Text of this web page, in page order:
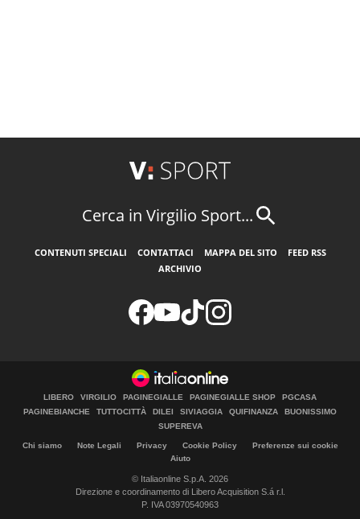
Cerca in Virgilio Sport...
CONTENUTI SPECIALI CONTATTACI MAPPA DEL SITO
FEED RSS
ARCHIVIO
LIBERO VIRGILIO PAGINEGIALLE PAGINEGIALLE SHOP
PGCASA
PAGINEBIANCHE
TUTTOCITTÀ DILEI SIVIAGGIA QUIFINANZA
BUONISSIMO
SUPEREVA
Chi siamo Note Legali Privacy Cookie Policy
Preferenze sui cookie
Aiuto
© Italiaonline S.p.A. 2026
Direzione e coordinamento di Libero Acquisition S.á r.l.
P. IVA 03970540963